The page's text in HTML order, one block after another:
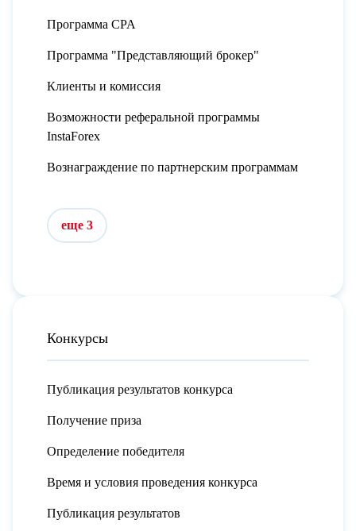
Программа CPA
Программа "Представляющий брокер"
Клиенты и комиссия
Возможности реферальной программы
InstaForex
Вознаграждение по партнерским программам
еще 3
Конкурсы
Публикация результатов конкурса
Получение приза
Определение победителя
Время и условия проведения конкурса
Публикация результатов